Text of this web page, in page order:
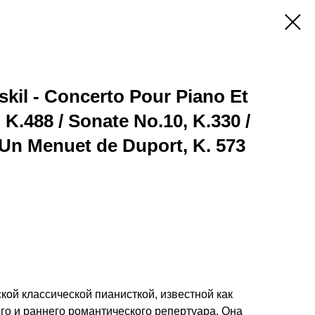
- Concerto Pour Piano Et
/ Sonate No.10, K.330 /
Menuet de Duport, K. 573
классической пианисткой, известной как
и раннего романтического репертуара. Она